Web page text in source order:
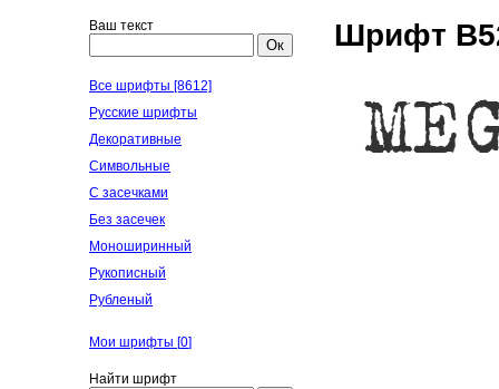
Ваш текст
Ок
Все шрифты [8612]
Русские шрифты
Декоративные
Символьные
С засечками
Без засечек
Моноширинный
Рукописный
Рубленый
Мои шрифты [0]
Найти шрифт
Шрифт